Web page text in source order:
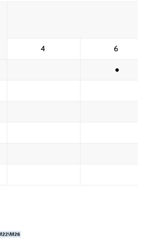
4
6
●